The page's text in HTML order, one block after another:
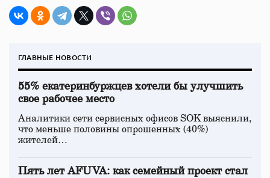
ГЛАВНЫЕ НОВОСТИ
55% екатеринбуржцев хотели бы улучшить
свое рабочее место
Аналитики сети сервисных офисов SOK выяснили,
что меньше половины опрошенных (40%)
жителей…
Пять лет AFUVA: как семейный проект стал